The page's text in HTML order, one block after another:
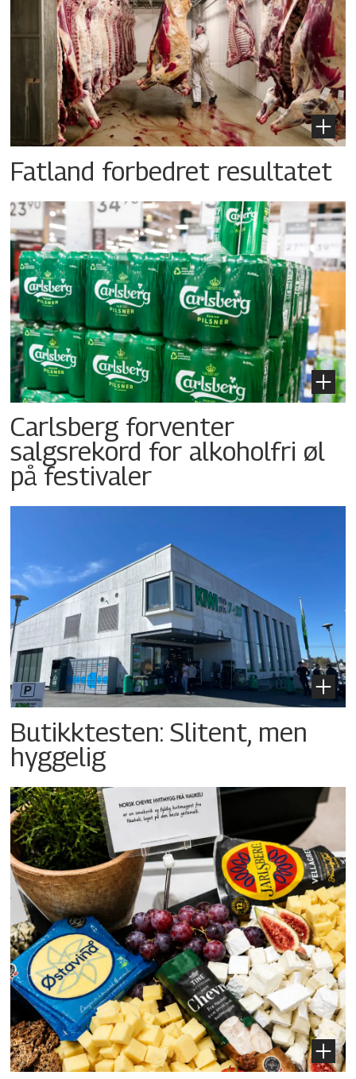
Fatland forbedret resultatet
Carlsberg forventer
salgsrekord for alkoholfri øl
på festivaler
Butikktesten: Slitent, men
hyggelig